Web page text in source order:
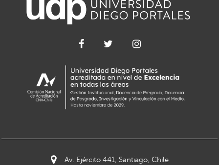
Av. Ejército 441, Santiago, Chile